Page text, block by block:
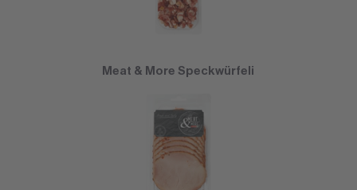
Meat & More Speckwürfeli